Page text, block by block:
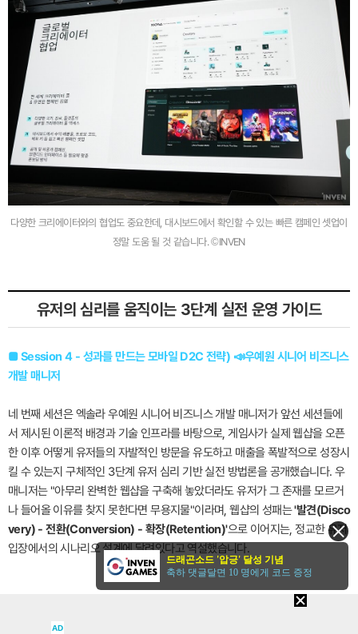
다양한 크리에이터와의 협업도 중요한데, 대시보드에서 확인할 수 있는 빠른 캠페인 셋업이
정말 도움 될 것 같습니다. ©INVEN
유저의 심리를 움직이는 3단계 실전 운영 가이드
■ Session 4 - 성과를 만드는 모바일 D2C 전략) 📣우예원 시니어 비즈니스
개발 매니저
네 번째 세션은 엑솔라 우예원 시니어 비즈니스 개발 매니저가 앞선 세션들에
서 제시된 이론적 배경과 기술 인프라를 바탕으로, 게임사가 실제 웹샵을 오픈
한 이후 어떻게 유저들의 자발적인 방문을 유도하고 매출을 폭발적으로 성장시
킬 수 있는지 구체적인 3단계 유저 심리 기반 실전 방법론을 공개했습니다. 우
매니저는 "아무리 완벽한 웹샵을 구축해 놓았더라도 유저가 그 존재를 모르거
나 들어올 이유를 찾지 못한다면 무용지물"이라며, 웹샵의 성패는'발견(Disco
very) - 전환(Conversion) - 확장(Retention)'으로 이어지는, 정교한 유저
입장에서의 시나리오 설계에 달려있다고 역설했습니다.
AD
드래곤소드 '압긍' 달성 기념
축하 댓글달면 10 명에게 코드 증정